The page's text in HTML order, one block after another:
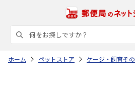
ホーム ペットストア ケージ・飼育そ